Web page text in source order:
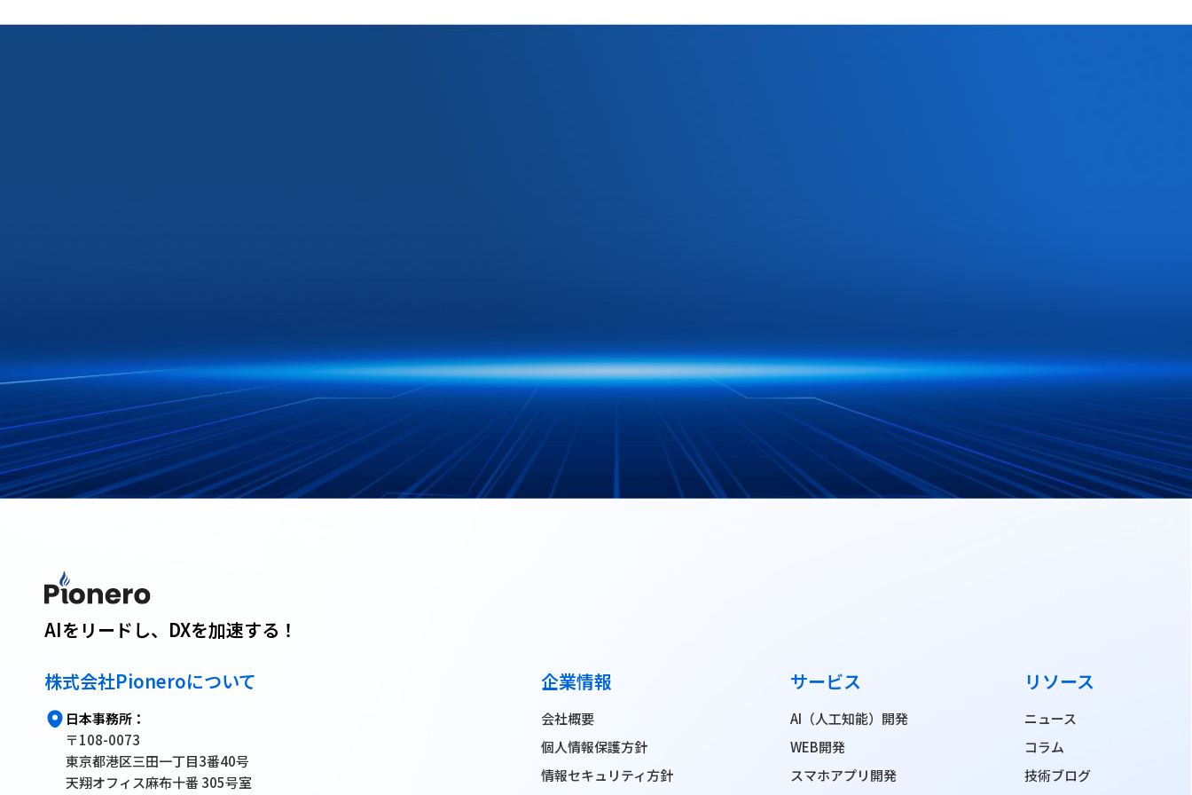
AIをリードし、DXを加速する！
株式会社Pioneroについて
日本事務所：
〒108-0073
東京都港区三田一丁目3番40号
天翔オフィス麻布十番 305号室
企業情報
会社概要
個人情報保護方針
情報セキュリティ方針
サービス
AI（人工知能）開発
WEB開発
スマホアプリ開発
リソース
ニュース
コラム
技術ブログ